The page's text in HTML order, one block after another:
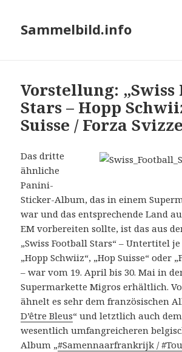
Sammelbild.info
Vorstellung: „Swiss
Stars – Hopp
Suisse / Forza
Das dritte
ähnliche
Panini-
Sticker-Album, das in einem
war und das entsprechende Land
EM vorbereiten sollte, ist das aus
„Swiss Football Stars“ – Untertitel
„Hopp Schwiiz“, „Hop Suisse“ oder
– war vom 19. April bis 30. Mai in
Supermarkette Migros erhältlich.
ähnelt es sehr dem französischen
D’être Bleus“ und letztlich auch
wesentlich umfangreicheren
Album „#Samennaarfrankrijk /